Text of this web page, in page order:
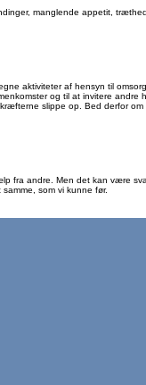
manglende appetit,
aktiviteter af hensyn til
og til at invitere andre
slippe op. Bed derfor
fra andre. Men det kan være
som vi kunne før.